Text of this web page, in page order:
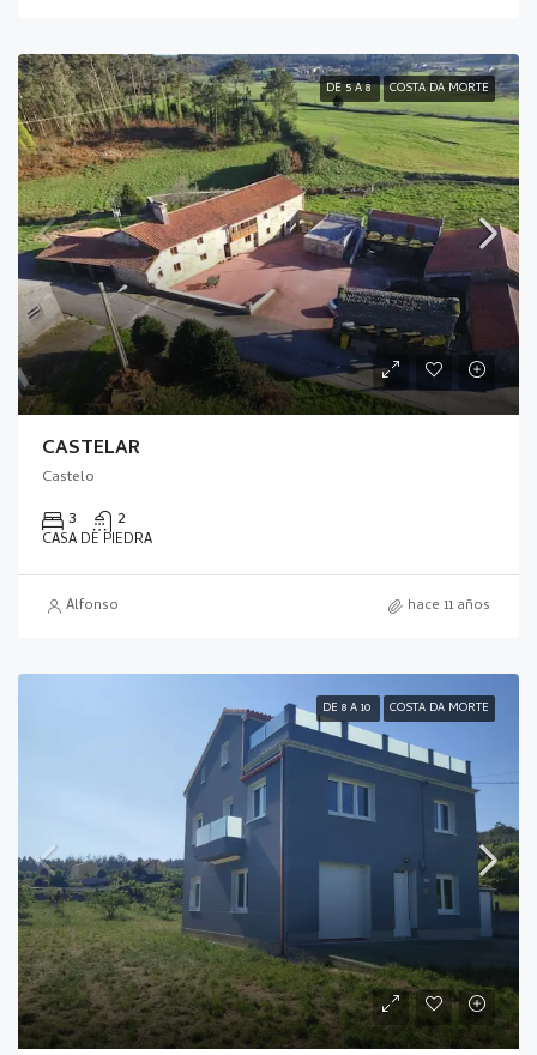
DE 5 A 8 COSTA DA MORTE
CASTELAR
Castelo
3 2
CASA DE PIEDRA
Alfonso hace 11 años
DE 8 A 10 COSTA DA MORTE